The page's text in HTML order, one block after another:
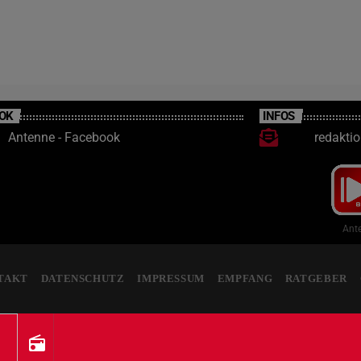
radio
Antenne - Facebook
INFOS
DATENSCHUTZ IMPRESSUM EMPFANG RATGEBER